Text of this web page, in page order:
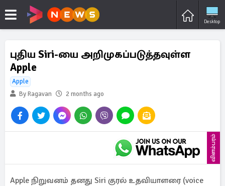
Desktop
புதிய Siri-யை அறிமுகப்படுத்தவுள்ள
Apple
Apple
By Ragavan
2 months ago
விளம்பரம்
Apple நிறுவனம் தனது Siri குரல் உதவியாளரை (voice